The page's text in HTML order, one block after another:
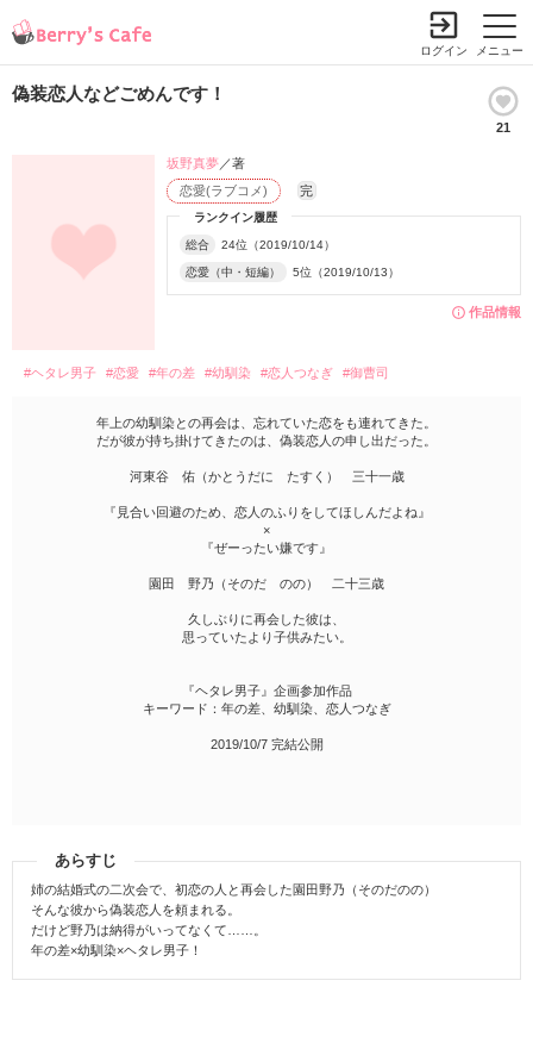
メニュー
ログイン
偽装恋人などごめんです！
21
作品情報
ランクイン履歴
総合 24位（2019/10/14）
恋愛（中・短編） 5位（2019/10/13）
恋愛(ラブコメ) 完
坂野真夢／著
#ヘタレ男子 #恋愛 #年の差 #幼馴染 #恋人つなぎ #御曹司
年上の幼馴染との再会は、忘れていた恋をも連れてきた。
だが彼が持ち掛けてきたのは、偽装恋人の申し出だった。
河東谷 佑（かとうだに たすく） 三十一歳
『見合い回避のため、恋人のふりをしてほしんだよね』
×
『ぜーったい嫌です』
園田 野乃（そのだ のの） 二十三歳
久しぶりに再会した彼は、
思っていたより子供みたい。
『ヘタレ男子』企画参加作品
キーワード：年の差、幼馴染、恋人つなぎ
2019/10/7 完結公開
あらすじ
姉の結婚式の二次会で、初恋の人と再会した園田野乃（そのだのの）
そんな彼から偽装恋人を頼まれる。
だけど野乃は納得がいってなくて……。
年の差×幼馴染×ヘタレ男子！